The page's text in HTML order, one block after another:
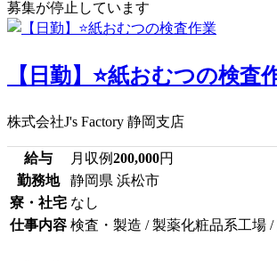
募集が停止しています
【日勤】⭐紙おむつの検査
株式会社J's Factory 静岡支店
給与 月収例200,000円
勤務地
静岡県 浜松市
寮・社宅 なし
仕事内容 検査・製造 / 製薬化粧品系工場 /